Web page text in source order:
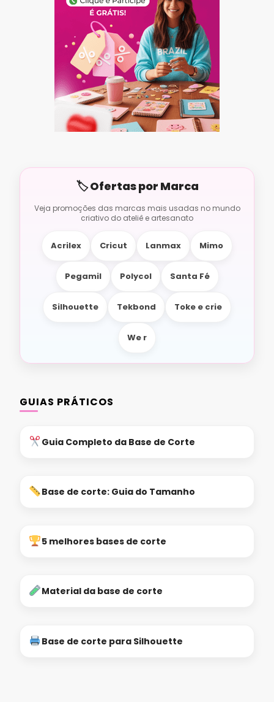
Acrilex Cricut Lanmax Mimo
Pegamil Polycol Santa Fé
Silhouette Tekbond Toke e crie
We r
GUIAS PRÁTICOS
Guia Completo da Base de Corte
Base de corte: Guia do Tamanho
5 melhores bases de corte
Material da base de corte
Base de corte para Silhouette